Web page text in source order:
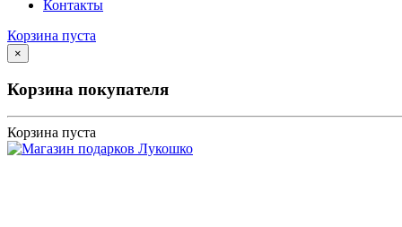
Контакты
Корзина пуста
×
Корзина покупателя
Корзина пуста